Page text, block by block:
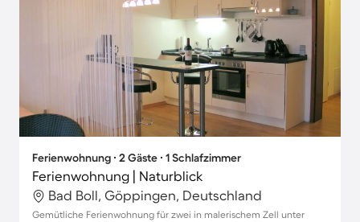
Ferienwohnung ∙ 2 Gäste ∙ 1 Schlafzimmer
Ferienwohnung | Naturblick
Bad Boll, Göppingen, Deutschland
Gemütliche Ferienwohnung für zwei in malerischem Zell unter